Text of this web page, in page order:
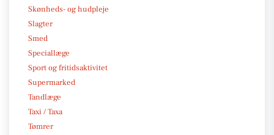
Skønheds- og hudpleje
Slagter
Smed
Speciallæge
Sport og fritidsaktivitet
Supermarked
Tandlæge
Taxi / Taxa
Tømrer